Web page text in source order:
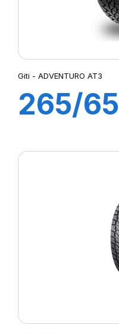
Giti - ADVENTURO AT3
265/